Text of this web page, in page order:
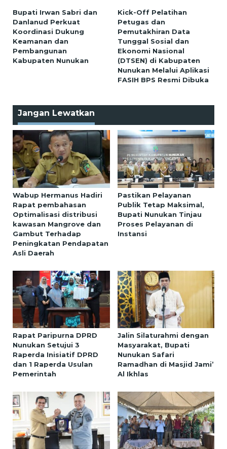
Bupati Irwan Sabri dan
Danlanud Perkuat
Koordinasi Dukung
Keamanan dan
Pembangunan
Kabupaten Nunukan
Kick-Off Pelatihan
Petugas dan
Pemutakhiran Data
Tunggal Sosial dan
Ekonomi Nasional
(DTSEN) di Kabupaten
Nunukan Melalui Aplikasi
FASIH BPS Resmi Dibuka
Jangan Lewatkan
Wabup Hermanus Hadiri
Rapat pembahasan
Optimalisasi distribusi
kawasan Mangrove dan
Gambut Terhadap
Peningkatan Pendapatan
Asli Daerah
Pastikan Pelayanan
Publik Tetap Maksimal,
Bupati Nunukan Tinjau
Proses Pelayanan di
Instansi
Rapat Paripurna DPRD
Nunukan Setujui 3
Raperda Inisiatif DPRD
dan 1 Raperda Usulan
Pemerintah
Jalin Silaturahmi dengan
Masyarakat, Bupati
Nunukan Safari
Ramadhan di Masjid Jami’
Al Ikhlas